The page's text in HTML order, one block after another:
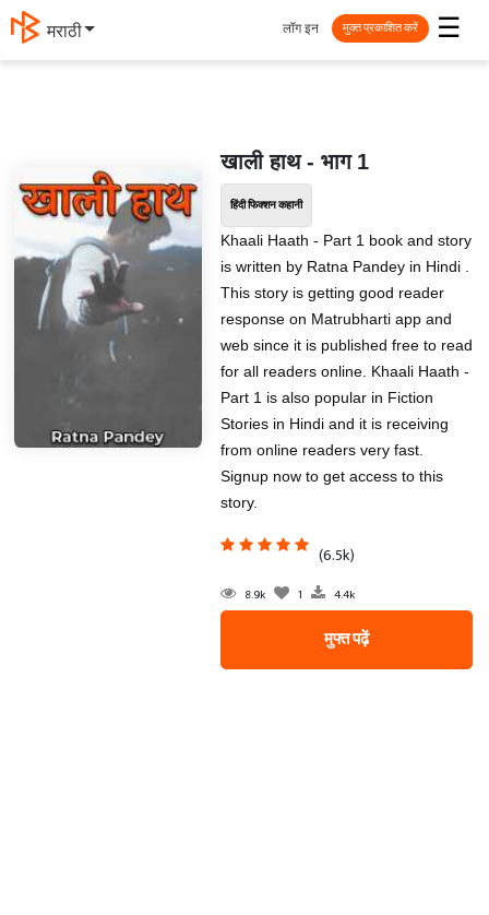
मराठी ☰
लॉग इन मुक्त प्रकाशित करें
खाली हाथ - भाग 1
हिंदी फिक्शन कहानी
Khaali Haath - Part 1 book and story
is written by Ratna Pandey in Hindi .
This story is getting good reader
response on Matrubharti app and
web since it is published free to read
for all readers online. Khaali Haath -
Part 1 is also popular in Fiction
Stories in Hindi and it is receiving
from online readers very fast.
Signup now to get access to this
story.
(6.5k)
8.9k 1 4.4k
मुफ्त पढ़ें